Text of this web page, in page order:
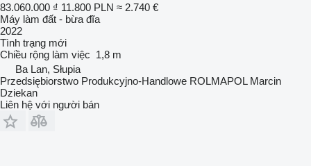
83.060.000 ₫ 11.800 PLN ≈ 2.740 €
Máy làm đất - bừa đĩa
2022
Tình trạng mới
Chiều rộng làm việc 1,8 m
Ba Lan, Słupia
Przedsiębiorstwo Produkcyjno-Handlowe ROLMAPOL Marcin
Dziekan
Liên hệ với người bán